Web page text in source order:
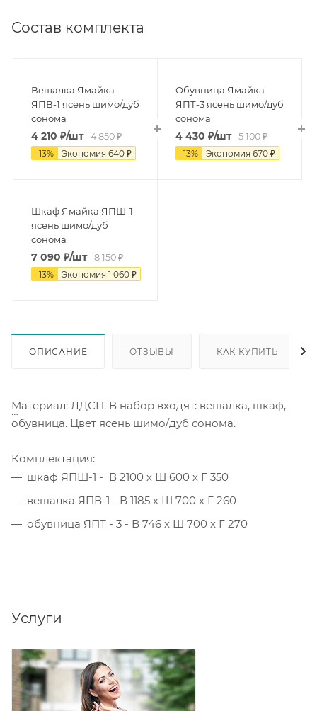
Состав комплекта
Вешалка Ямайка
ЯПВ-1 ясень шимо/дуб
сонома
4 210 ₽/шт 4 850₽
-13% Экономия 640₽
Обувница Ямайка
ЯПТ-3 ясень шимо/дуб
сонома
4 430 ₽/шт 5 100₽
-13% Экономия 670 ₽
Шкаф Ямайка ЯПШ-1
ясень шимо/дуб
сонома
7 090 ₽/шт 8 150₽
-13% Экономия 1 060₽
ОПИСАНИЕ ОТЗЫВЫ КАК КУПИТЬ
Материал: ЛДСП. В набор входят: вешалка, шкаф,
обувница. Цвет ясень шимо/дуб сонома.
Комплектация:
шкаф ЯПШ-1 - В 2100 х Ш 600 х Г 350
вешалка ЯПВ-1 - В 1185 х Ш 700 х Г 260
обувница ЯПТ - 3 - В 746 х Ш 700 х Г 270
Услуги